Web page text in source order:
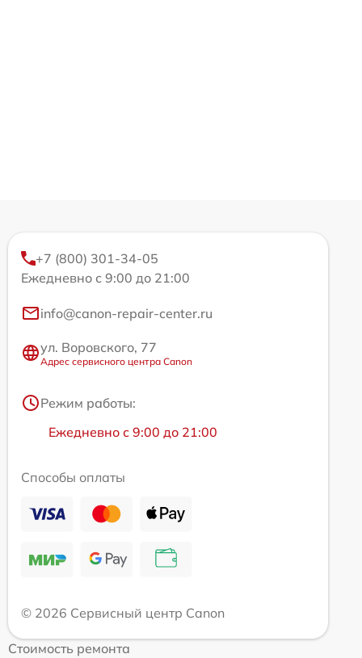
+7 (800) 301-34-05
Ежедневно с 9:00 до 21:00
info@canon-repair-center.ru
ул. Воровского, 77
Адрес сервисного центра Canon
Режим работы:
Ежедневно с 9:00 до 21:00
Способы оплаты
© 2026 Сервисный центр Canon
Стоимость ремонта